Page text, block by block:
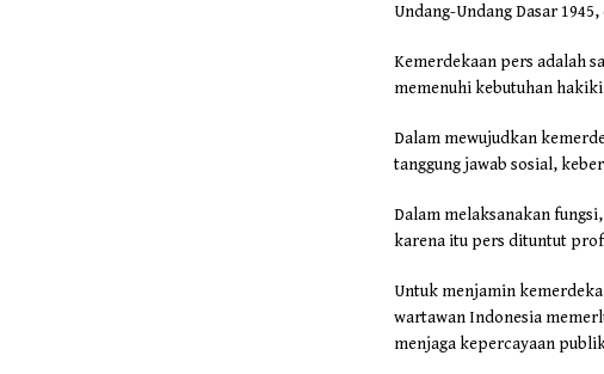
Undang-Undang Dasar
Kemerdekaan pers adalah
memenuhi kebutuhan
Dalam mewujudkan
tanggung jawab sosial,
Dalam melaksanakan
karena itu pers dituntut
Untuk menjamin
wartawan Indonesia
menjaga kepercayaan